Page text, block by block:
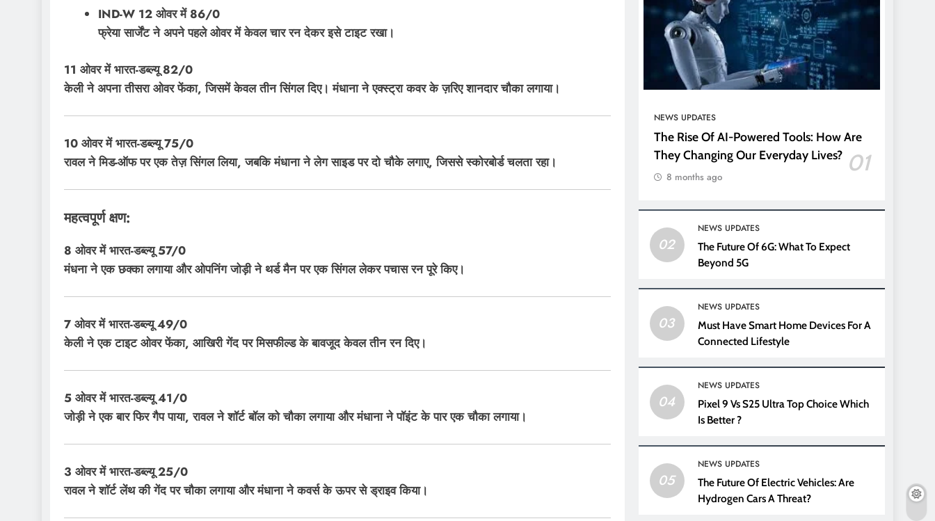
IND-W 12 ओवर में 86/0
फ्रेया सार्जेंट ने अपने पहले ओवर में केवल चार रन देकर इसे टाइट रखा।
11 ओवर में भारत-डब्ल्यू 82/0
केली ने अपना तीसरा ओवर फेंका, जिसमें केवल तीन सिंगल दिए। मंधाना ने एक्स्ट्रा कवर के ज़रिए शानदार चौका लगाया।
10 ओवर में भारत-डब्ल्यू 75/0
रावल ने मिड-ऑफ पर एक तेज़ सिंगल लिया, जबकि मंधाना ने लेग साइड पर दो चौके लगाए, जिससे स्कोरबोर्ड चलता रहा।
महत्वपूर्ण क्षण:
8 ओवर में भारत-डब्ल्यू 57/0
मंधना ने एक छक्का लगाया और ओपनिंग जोड़ी ने थर्ड मैन पर एक सिंगल लेकर पचास रन पूरे किए।
7 ओवर में भारत-डब्ल्यू 49/0
केली ने एक टाइट ओवर फेंका, आखिरी गेंद पर मिसफील्ड के बावजूद केवल तीन रन दिए।
5 ओवर में भारत-डब्ल्यू 41/0
जोड़ी ने एक बार फिर गैप पाया, रावल ने शॉर्ट बॉल को चौका लगाया और मंधाना ने पॉइंट के पार एक चौका लगाया।
3 ओवर में भारत-डब्ल्यू 25/0
रावल ने शॉर्ट लेंथ की गेंद पर चौका लगाया और मंधाना ने कवर्स के ऊपर से ड्राइव किया।
NEWS UPDATES
The Rise Of AI-Powered Tools: How Are
They Changing Our Everyday Lives? 01
8 months ago
02
NEWS UPDATES
The Future Of 6G: What To Expect
Beyond 5G
03
NEWS UPDATES
Must Have Smart Home Devices For A
Connected Lifestyle
04
NEWS UPDATES
Pixel 9 Vs S25 Ultra Top Choice Which
Is Better ?
05
NEWS UPDATES
The Future Of Electric Vehicles: Are
Hydrogen Cars A Threat?